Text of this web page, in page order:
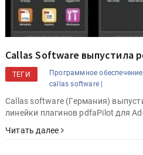
Callas Software выпустила
ТЕГИ Программное обеспечение |
callas software |
Callas software (Германия)
линейки плагинов pdfaPilot для
Читать далее